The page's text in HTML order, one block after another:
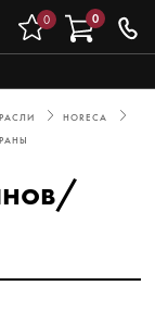
0 0
HORECA